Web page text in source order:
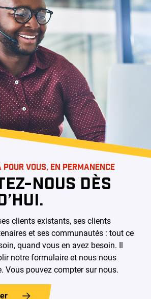
VOUS, EN PERMANENCE
NOUS DÈS
clients existants, ses clients
et ses communautés : tout ce
quand vous en avez besoin. Il
notre formulaire et nous nous
Vous pouvez compter sur nous.